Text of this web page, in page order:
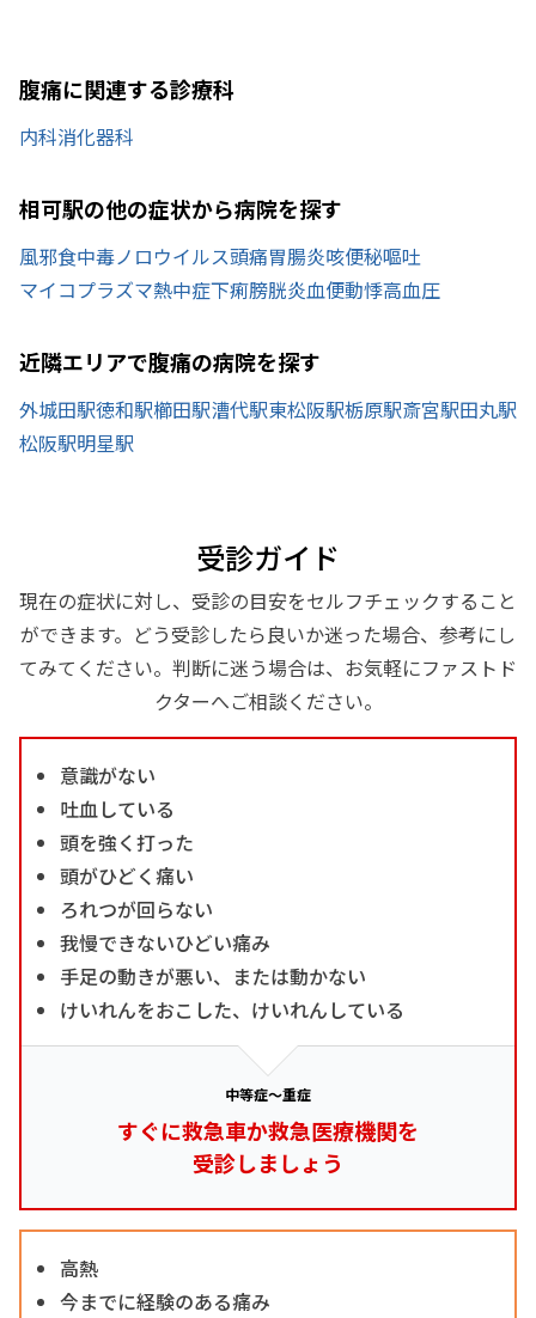
腹痛に関連する診療科
内科消化器科
相可駅の他の症状から病院を探す
風邪食中毒ノロウイルス頭痛胃腸炎咳便秘嘔吐
マイコプラズマ熱中症下痢膀胱炎血便動悸高血圧
近隣エリアで腹痛の病院を探す
外城田駅徳和駅櫛田駅漕代駅東松阪駅栃原駅斎宮駅田丸駅
松阪駅明星駅
受診ガイド
現在の症状に対し、受診の目安をセルフチェックすること
ができます。どう受診したら良いか迷った場合、参考にし
てみてください。判断に迷う場合は、お気軽にファストド
クターへご相談ください。
意識がない
吐血している
頭を強く打った
頭がひどく痛い
ろれつが回らない
我慢できないひどい痛み
手足の動きが悪い、または動かない
けいれんをおこした、けいれんしている
中等症～重症
すぐに救急車か救急医療機関を
受診しましょう
高熱
今までに経験のある痛み